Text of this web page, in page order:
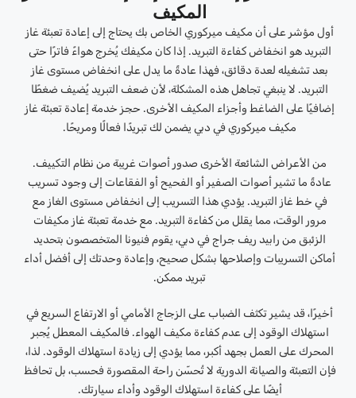
المكيف
أول مؤشر على أن مكيف ميركوري الخاص بك يحتاج إلى إعادة تعبئة غاز
التبريد هو انخفاض كفاءة التبريد. إذا كان مكيفك يُخرج هواءً فاترًا حتى
بعد تشغيله لعدة دقائق، فهذا عادةً ما يدل على انخفاض مستوى غاز
التبريد. لا ينبغي تجاهل هذه المشكلة، لأن ضعف التبريد يُضيف ضغطًا
إضافيًا على الضاغط وأجزاء المكيف الأخرى. حجز خدمة إعادة تعبئة غاز
مكيف ميركوري في دبي يضمن لك تبريدًا فعالًا ومريحًا.
من الأعراض الشائعة الأخرى صدور أصوات غريبة من نظام التكييف.
عادةً ما تشير أصوات الصفير أو الفحيح أو الفقاعات إلى وجود تسريب
في خط غاز التبريد. يؤدي هذا التسريب إلى انخفاض مستوى الغاز مع
مرور الوقت، مما يقلل من كفاءة التبريد. مع خدمة تعبئة غاز مكيفات
الزئبق من رابيد ريف جراج في دبي، يقوم فنيونا المتخصصون بتحديد
أماكن التسريبات وإصلاحها بشكل صحيح، وإعادة وحدتك إلى أفضل أداء
تبريد ممكن.
أخيرًا، قد يشير تكثف الضباب على الزجاج الأمامي أو الارتفاع السريع في
استهلاك الوقود إلى عدم كفاءة مكيف الهواء. فالمكيف المعطل يُجبر
المحرك على العمل بجهد أكبر، مما يؤدي إلى زيادة استهلاك الوقود. لذا،
فإن التعبئة والصيانة الدورية لا تُحسّن راحة المقصورة فحسب، بل تحافظ
أيضًا على كفاءة استهلاك الوقود وأداء سيارتك.